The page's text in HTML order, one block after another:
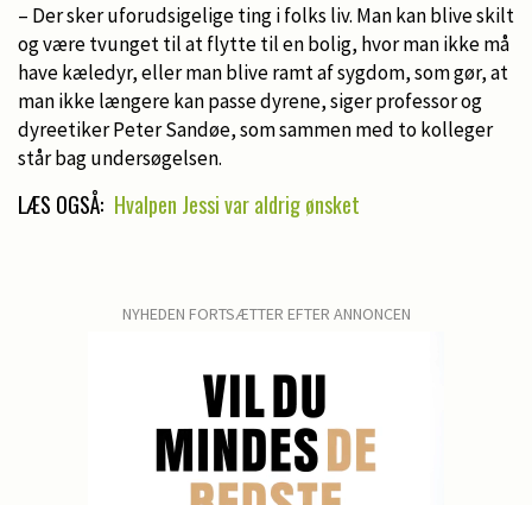
– Der sker uforudsigelige ting i folks liv. Man kan blive skilt
og være tvunget til at flytte til en bolig, hvor man ikke må
have kæledyr, eller man blive ramt af sygdom, som gør, at
man ikke længere kan passe dyrene, siger professor og
dyreetiker Peter Sandøe, som sammen med to kolleger
står bag undersøgelsen.
LÆS OGSÅ: Hvalpen Jessi var aldrig ønsket
NYHEDEN FORTSÆTTER EFTER ANNONCEN